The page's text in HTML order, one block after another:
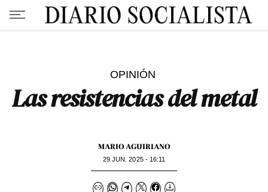
OPINIÓN
Las resistencias del metal
MARIO AGUIRIANO
29 JUN. 2025 - 16:11